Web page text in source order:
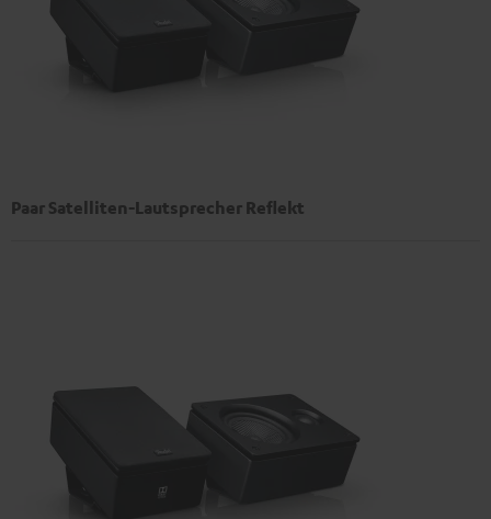
Paar Satelliten-Lautsprecher Reflekt